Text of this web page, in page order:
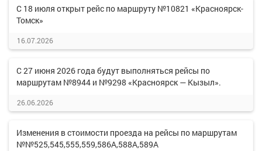
С 18 июля открыт рейс по маршруту №10821 «Красноярск-
Томск»
16.07.2026
С 27 июня 2026 года будут выполняться рейсы по
маршрутам №8944 и №9298 «Красноярск — Кызыл».
26.06.2026
Изменения в стоимости проезда на рейсы по маршрутам
№№525,545,555,559,586А,588А,589А